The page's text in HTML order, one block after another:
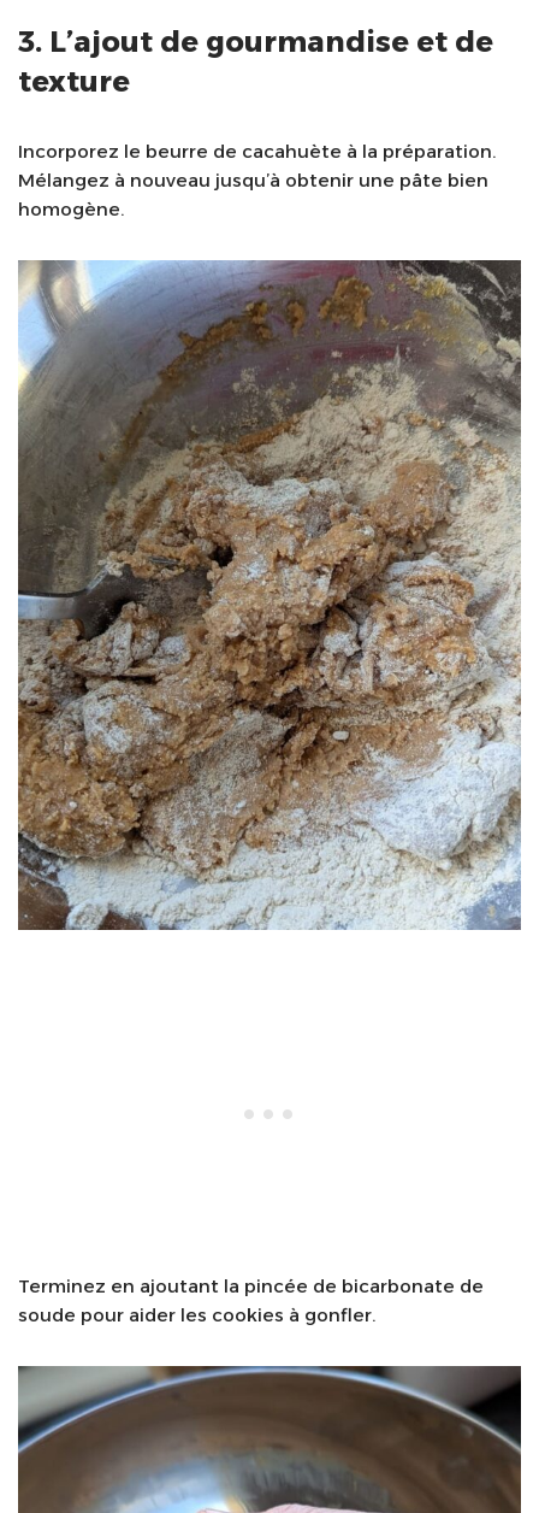
3. L’ajout de gourmandise et de
texture
Incorporez le beurre de cacahuète à la préparation.
Mélangez à nouveau jusqu’à obtenir une pâte bien
homogène.
Terminez en ajoutant la pincée de bicarbonate de
soude pour aider les cookies à gonfler.